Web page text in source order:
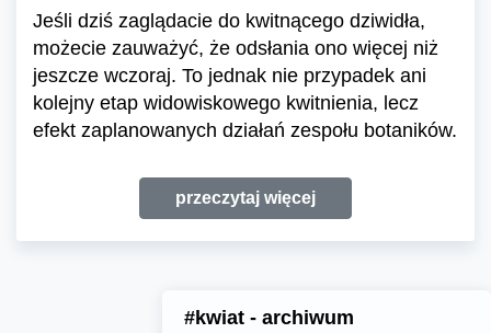
Jeśli dziś zaglądacie do kwitnącego dziwidła,
możecie zauważyć, że odsłania ono więcej niż
jeszcze wczoraj. To jednak nie przypadek ani
kolejny etap widowiskowego kwitnienia, lecz
efekt zaplanowanych działań zespołu botaników.
przeczytaj więcej
#kwiat - archiwum